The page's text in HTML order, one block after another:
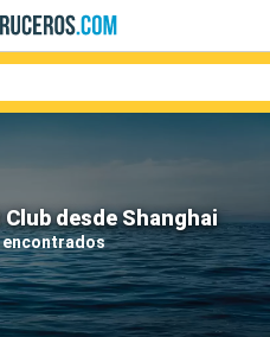
desde Shanghai
Compañías